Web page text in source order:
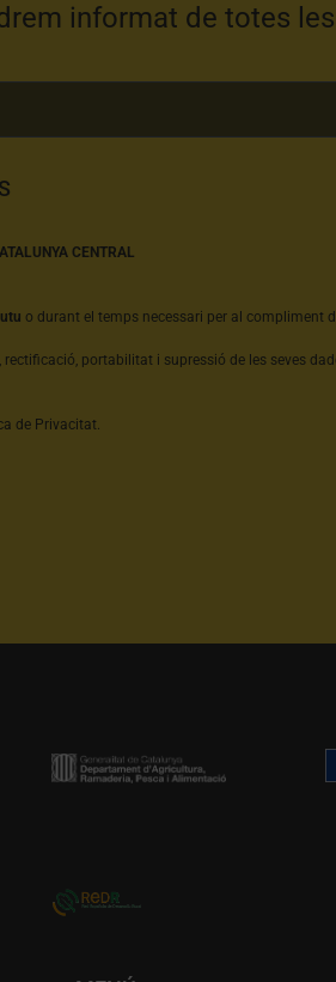
informat de totes
CENTRAL
o durant el temps necessari per al compliment
rectificació, portabilitat i supressió de les seves
de Privacitat.